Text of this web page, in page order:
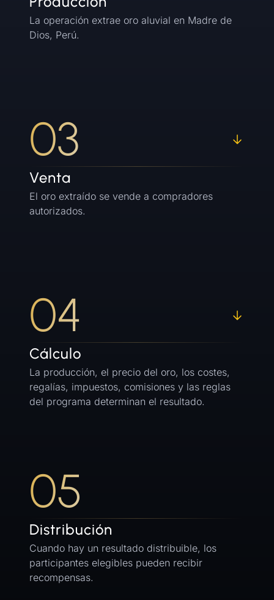
La operación extrae oro aluvial en Madre de
Dios, Perú.
03
Venta
El oro extraído se vende a compradores
autorizados.
04
Cálculo
La producción, el precio del oro, los costes,
regalías, impuestos, comisiones y las reglas
del programa determinan el resultado.
05
Distribución
Cuando hay un resultado distribuible, los
participantes elegibles pueden recibir
recompensas.